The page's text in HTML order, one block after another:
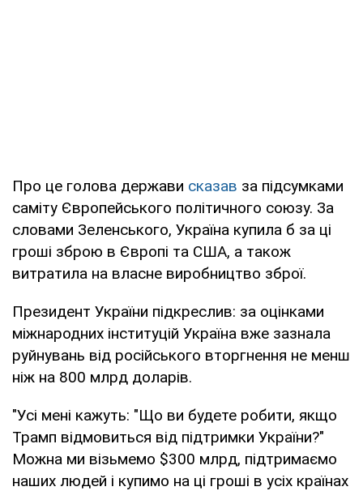
Про це голова держави сказав за підсумками
саміту Європейського політичного союзу. За
словами Зеленського, Україна купила б за ці
гроші зброю в Європі та США, а також
витратила на власне виробництво зброї.
Президент України підкреслив: за оцінками
міжнародних інституцій Україна вже зазнала
руйнувань від російського вторгнення не менш
ніж на 800 млрд доларів.
"Усі мені кажуть: "Що ви будете робити, якщо
Трамп відмовиться від підтримки України?"
Можна ми візьмемо $300 млрд, підтримаємо
наших людей і купимо на ці гроші в усіх країнах